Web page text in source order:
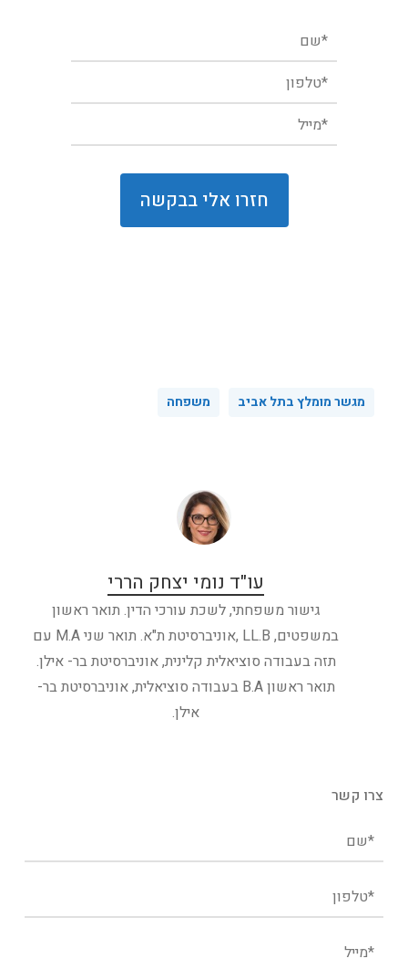
מגשר מומלץ בתל אביב משפחה
עו"ד נומי יצחק הררי
גישור משפחתי, לשכת עורכי הדין. תואר ראשון
במשפטים, LL.B ,אוניברסיטת ת"א. תואר שני M.A עם
תזה בעבודה סוציאלית קלינית, אוניברסיטת בר- אילן.
תואר ראשון B.A בעבודה סוציאלית, אוניברסיטת בר-
אילן.
צרו קשר